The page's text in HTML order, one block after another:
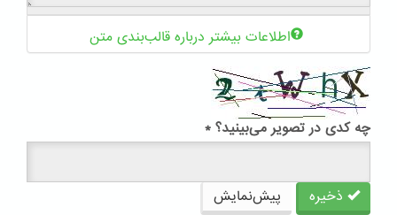
اطلاعات بیشتر درباره قالب‌بندی متن
چه کدی در تصویر می‌بینید؟ *
ذخیره پیش‌نمایش